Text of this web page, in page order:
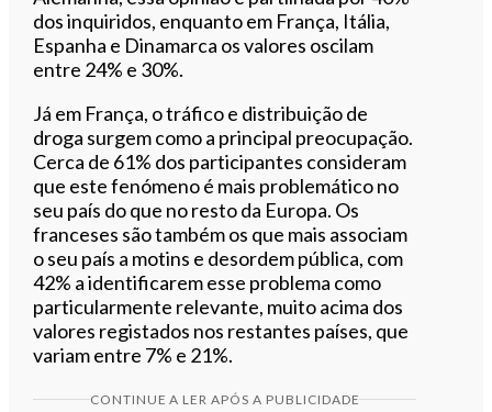
dos inquiridos, enquanto em França, Itália,
Espanha e Dinamarca os valores oscilam
entre 24% e 30%.
Já em França, o tráfico e distribuição de
droga surgem como a principal preocupação.
Cerca de 61% dos participantes consideram
que este fenómeno é mais problemático no
seu país do que no resto da Europa. Os
franceses são também os que mais associam
o seu país a motins e desordem pública, com
42% a identificarem esse problema como
particularmente relevante, muito acima dos
valores registados nos restantes países, que
variam entre 7% e 21%.
CONTINUE A LER APÓS A PUBLICIDADE